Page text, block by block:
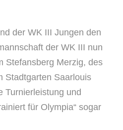
der WK III Jungen den
der WK III nun
Stefansberg Merzig, des
Stadtgarten Saarlouis
Turnierleistung und
für Olympia“ sogar